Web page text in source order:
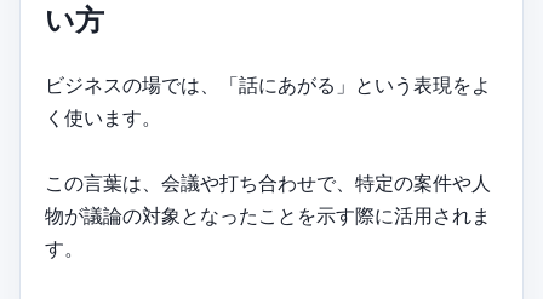
い方
ビジネスの場では、「話にあがる」という表現をよ
く使います。
この言葉は、会議や打ち合わせで、特定の案件や人
物が議論の対象となったことを示す際に活用されま
す。